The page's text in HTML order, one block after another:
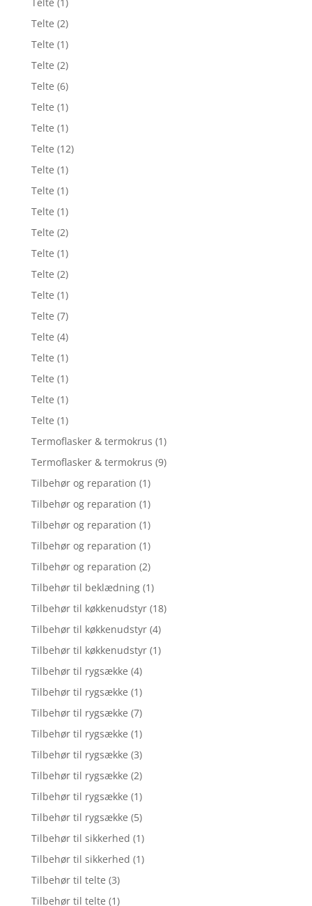
Telte (2)
Telte (1)
Telte (2)
Telte (6)
Telte (1)
Telte (1)
Telte (12)
Telte (1)
Telte (1)
Telte (1)
Telte (2)
Telte (1)
Telte (2)
Telte (1)
Telte (7)
Telte (4)
Telte (1)
Telte (1)
Telte (1)
Telte (1)
Termoflasker & termokrus (1)
Termoflasker & termokrus (9)
Tilbehør og reparation (1)
Tilbehør og reparation (1)
Tilbehør og reparation (1)
Tilbehør og reparation (1)
Tilbehør og reparation (2)
Tilbehør til beklædning (1)
Tilbehør til køkkenudstyr (18)
Tilbehør til køkkenudstyr (4)
Tilbehør til køkkenudstyr (1)
Tilbehør til rygsække (4)
Tilbehør til rygsække (1)
Tilbehør til rygsække (7)
Tilbehør til rygsække (1)
Tilbehør til rygsække (3)
Tilbehør til rygsække (2)
Tilbehør til rygsække (1)
Tilbehør til rygsække (5)
Tilbehør til sikkerhed (1)
Tilbehør til sikkerhed (1)
Tilbehør til telte (3)
Tilbehør til telte (1)